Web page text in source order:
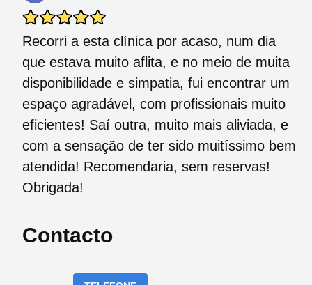
Recorri a esta clínica por acaso, num dia
que estava muito aflita, e no meio de muita
disponibilidade e simpatia, fui encontrar um
espaço agradável, com profissionais muito
eficientes! Saí outra, muito mais aliviada, e
com a sensação de ter sido muitíssimo bem
atendida! Recomendaria, sem reservas!
Obrigada!
Contacto